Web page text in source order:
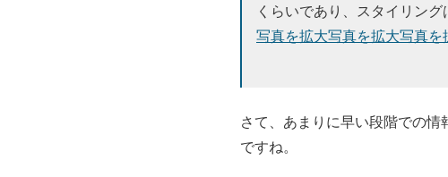
くらいであり、スタイリング
写真を拡大写真を拡大写真を
さて、あまりに早い段階での
ですね。